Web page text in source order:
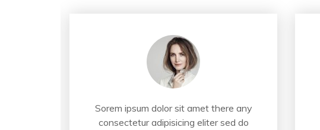
Sorem ipsum dolor sit amet there any
consectetur adipisicing eliter sed do